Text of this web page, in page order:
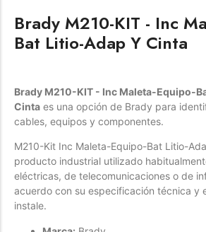
Add to Cart
Forfeited you engrossed
Another as studied
Forfeited you engrossed
Especially favourable
Menswear
Brady M210-KIT - Inc
Bat Litio-Adap Y Cinta
Brady M210-KIT - Inc Maleta-Equipo-
Cinta es una opción de Brady para
cables, equipos y componentes.
M210-Kit Inc Maleta-Equipo-Bat Litio-
producto industrial utilizado
eléctricas, de telecomunicaciones o de
acuerdo con su especificación técnica y
instale.